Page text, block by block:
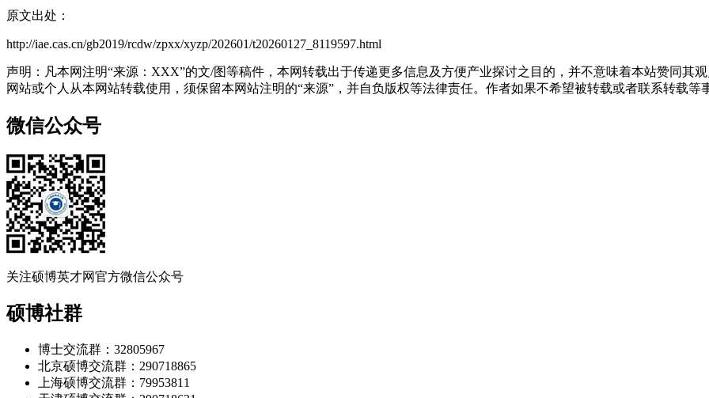
原文出处：
http://iae.cas.cn/gb2019/rcdw/zpxx/xyzp/202601/t20260127_8119597.html
声明：凡本网注明“来源：XXX”的文/图等稿件，本网转载出于传递更多信息及方便产业探讨之目的，并不意味着本站赞同其
网站或个人从本网站转载使用，须保留本网站注明的“来源”，并自负版权等法律责任。作者如果不希望被转载或者联系转载等
微信公众号
关注硕博英才网官方微信公众号
硕博社群
博士交流群：32805967
北京硕博交流群：290718865
上海硕博交流群：79953811